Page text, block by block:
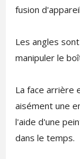
fusion
Les angles
manipuler le
La face arrière
aisément une
l'aide d'une
dans le temps.